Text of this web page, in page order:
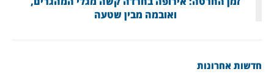
ואובמה מבין שטעה
חדשות אחרונות